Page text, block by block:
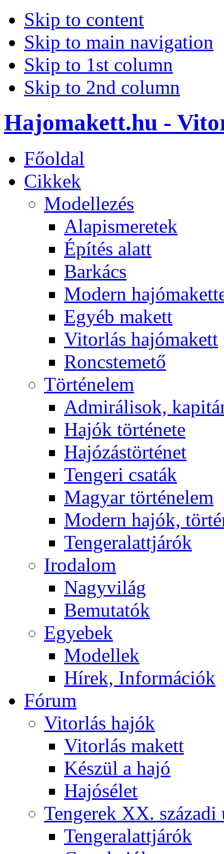
Skip to content
Skip to main navigation
Skip to 1st column
Skip to 2nd column
Hajomakett.hu -
Főoldal
Cikkek
Modellezés
Alapismeretek
Építés alatt
Barkács
Modern
Egyéb makett
Vitorlás hajómakett
Roncstemető
Történelem
Admirálisok,
Hajók története
Hajózástörténet
Tengeri csaták
Magyar történelem
Modern hajók,
Tengeralattjárók
Irodalom
Nagyvilág
Bemutatók
Egyebek
Modellek
Hírek, Információk
Fórum
Vitorlás hajók
Vitorlás makett
Készül a hajó
Hajósélet
Tengerek XX. századi
Tengeralattjárók